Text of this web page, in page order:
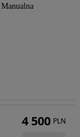
Manualna
4 500 PLN